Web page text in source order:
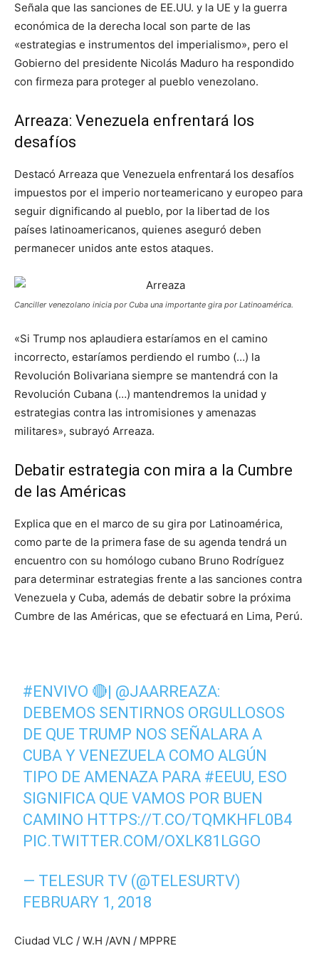
Señala que las sanciones de EE.UU. y la UE y la guerra
económica de la derecha local son parte de las
«estrategias e instrumentos del imperialismo», pero el
Gobierno del presidente Nicolás Maduro ha respondido
con firmeza para proteger al pueblo venezolano.
Arreaza: Venezuela enfrentará los
desafíos
Destacó Arreaza que Venezuela enfrentará los desafíos
impuestos por el imperio norteamericano y europeo para
seguir dignificando al pueblo, por la libertad de los
países latinoamericanos, quienes aseguró deben
permanecer unidos ante estos ataques.
Canciller venezolano inicia por Cuba una importante gira por Latinoamérica.
«Si Trump nos aplaudiera estaríamos en el camino
incorrecto, estaríamos perdiendo el rumbo (…) la
Revolución Bolivariana siempre se mantendrá con la
Revolución Cubana (…) mantendremos la unidad y
estrategias contra las intromisiones y amenazas
militares», subrayó Arreaza.
Debatir estrategia con mira a la Cumbre
de las Américas
Explica que en el marco de su gira por Latinoamérica,
como parte de la primera fase de su agenda tendrá un
encuentro con su homólogo cubano Bruno Rodríguez
para determinar estrategias frente a las sanciones contra
Venezuela y Cuba, además de debatir sobre la próxima
Cumbre de las Américas, que se efectuará en Lima, Perú.
#ENVIVO 🔴| @JAARREAZA:
DEBEMOS SENTIRNOS ORGULLOSOS
DE QUE TRUMP NOS SEÑALARA A
CUBA Y VENEZUELA COMO ALGÚN
TIPO DE AMENAZA PARA #EEUU, ESO
SIGNIFICA QUE VAMOS POR BUEN
CAMINO HTTPS://T.CO/TQMKHFL0B4
PIC.TWITTER.COM/OXLK81LGGO
— TELESUR TV (@TELESURTV)
FEBRUARY 1, 2018
Ciudad VLC / W.H /AVN / MPPRE